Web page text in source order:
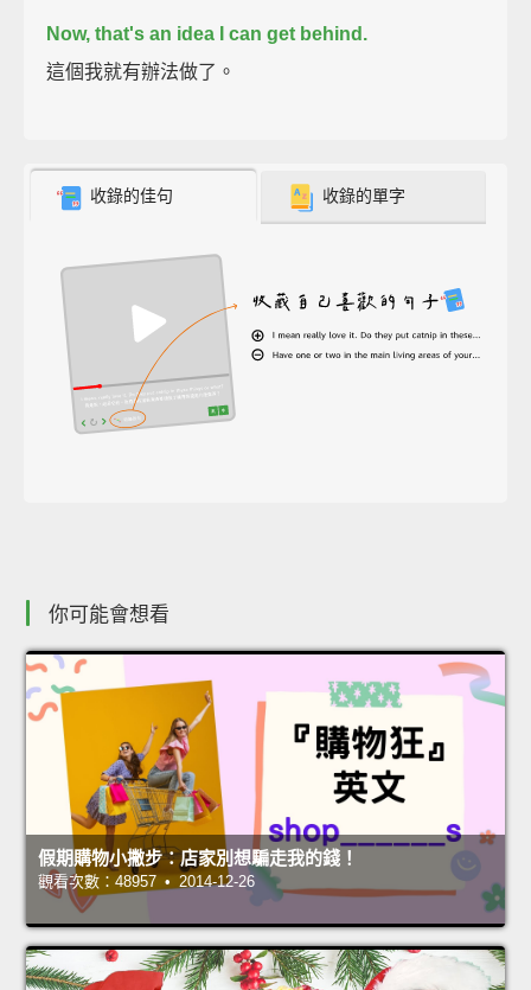
Now, that's an idea I can get behind.
這個我就有辦法做了。
收錄的佳句 收錄的單字
你可能會想看
假期購物小撇步：店家別想騙走我的錢！
觀看次數：48957 • 2014-12-26